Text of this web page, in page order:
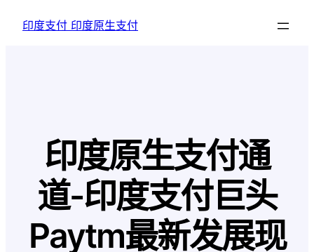
印度支付 印度原生支付
印度原生支付通
道-印度支付巨头
Paytm最新发展现